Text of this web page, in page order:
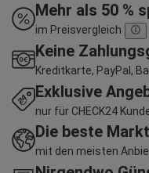
Mehr als 50 %
im Preisvergleich
Keine
Kreditkarte, PayPal,
Exklusive
nur für CHECK24
Die beste
mit den meisten